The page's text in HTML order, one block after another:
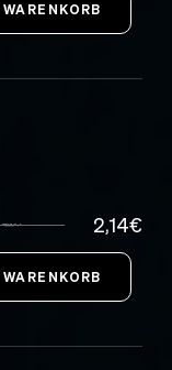
2,14€